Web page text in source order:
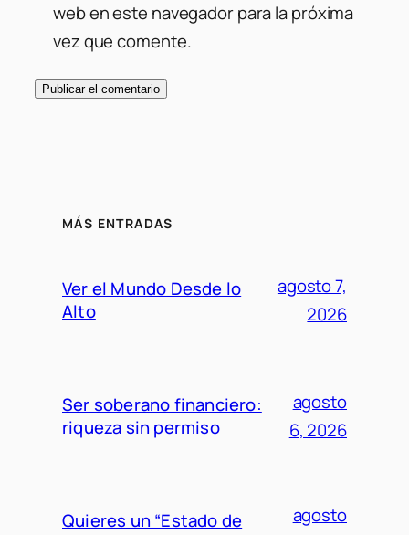
web en este navegador para la próxima
vez que comente.
MÁS ENTRADAS
Ver el Mundo Desde lo
Alto
agosto 7,
2026
Ser soberano financiero:
riqueza sin permiso
agosto
6, 2026
Quieres un “Estado de
agosto